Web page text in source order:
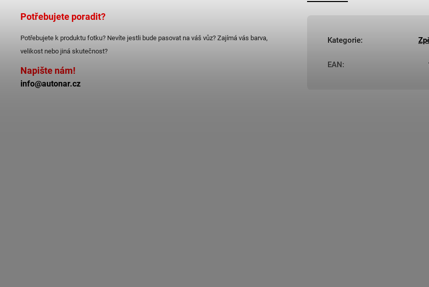
Potřebujete poradit?
Potřebujete k produktu fotku? Nevíte jestli bude pasovat na váš vůz? Zajímá vás barva,
velikost nebo jiná skutečnost?
Napište nám!
info@autonar.cz
Kategorie:
EAN: